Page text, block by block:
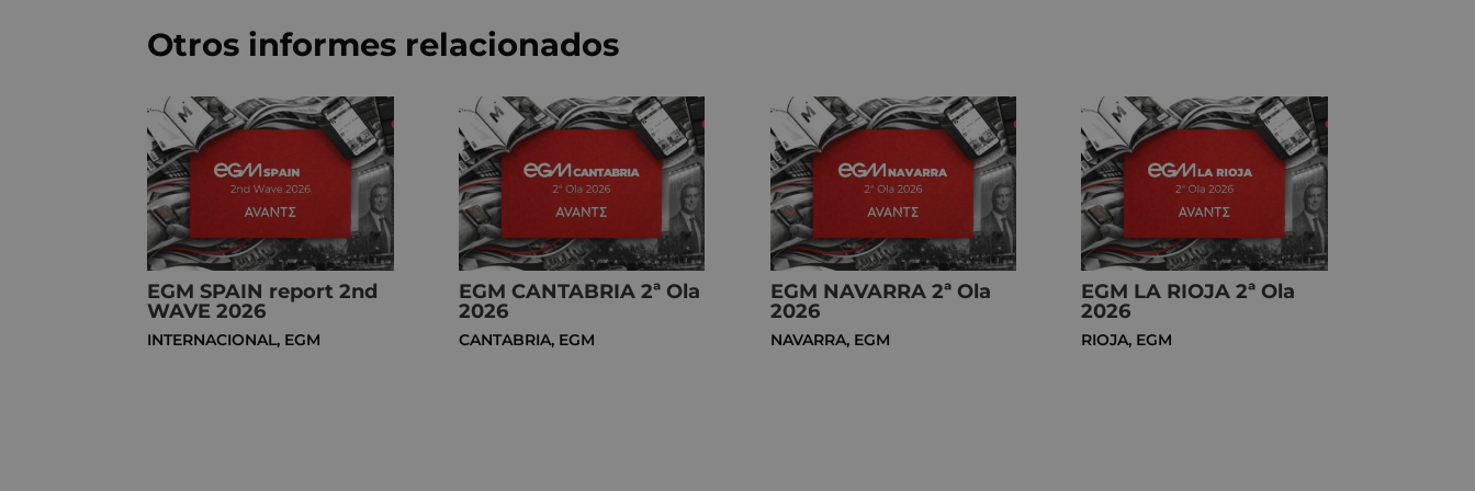
Otros informes relacionados
EGM SPAIN report 2nd
WAVE 2026
INTERNACIONAL, EGM
EGM CANTABRIA 2ª Ola
2026
CANTABRIA, EGM
EGM NAVARRA 2ª Ola
2026
NAVARRA, EGM
EGM LA RIOJA 2ª Ola
2026
RIOJA, EGM